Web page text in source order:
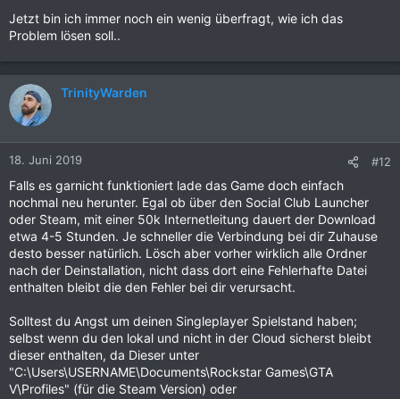
Jetzt bin ich immer noch ein wenig überfragt, wie ich das
Problem lösen soll..
TrinityWarden
18. Juni 2019 #12
Falls es garnicht funktioniert lade das Game doch einfach
nochmal neu herunter. Egal ob über den Social Club Launcher
oder Steam, mit einer 50k Internetleitung dauert der Download
etwa 4-5 Stunden. Je schneller die Verbindung bei dir Zuhause
desto besser natürlich. Lösch aber vorher wirklich alle Ordner
nach der Deinstallation, nicht dass dort eine Fehlerhafte Datei
enthalten bleibt die den Fehler bei dir verursacht.
Solltest du Angst um deinen Singleplayer Spielstand haben;
selbst wenn du den lokal und nicht in der Cloud sicherst bleibt
dieser enthalten, da Dieser unter
"C:\Users\USERNAME\Documents\Rockstar Games\GTA
V\Profiles" (für die Steam Version) oder